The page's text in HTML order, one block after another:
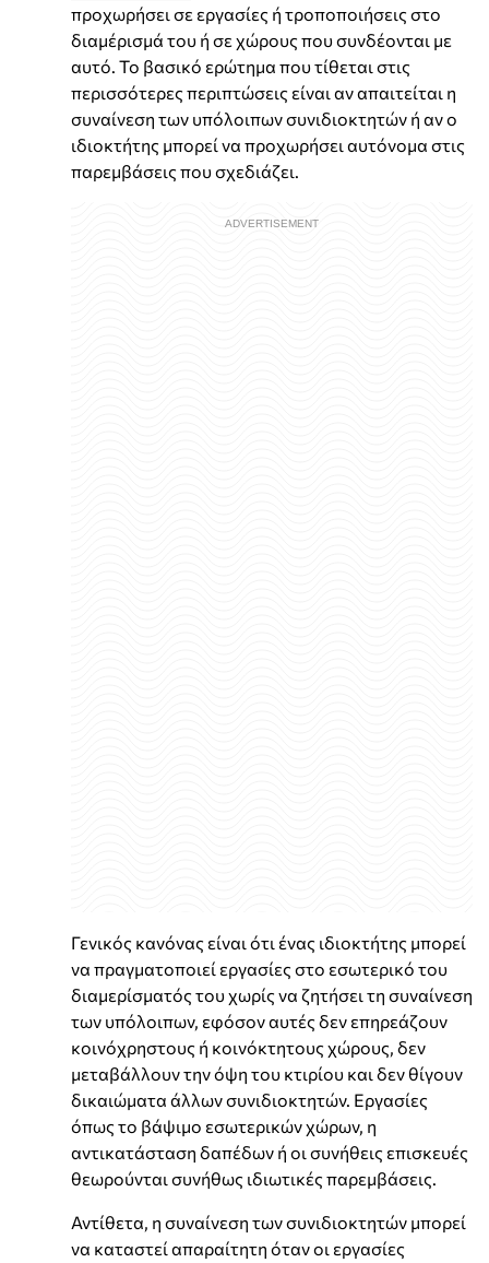
προχωρήσει σε εργασίες ή τροποποιήσεις στο
διαμέρισμά του ή σε χώρους που συνδέονται με
αυτό. Το βασικό ερώτημα που τίθεται στις
περισσότερες περιπτώσεις είναι αν απαιτείται η
συναίνεση των υπόλοιπων συνιδιοκτητών ή αν ο
ιδιοκτήτης μπορεί να προχωρήσει αυτόνομα στις
παρεμβάσεις που σχεδιάζει.
Γενικός κανόνας είναι ότι ένας ιδιοκτήτης μπορεί
να πραγματοποιεί εργασίες στο εσωτερικό του
διαμερίσματός του χωρίς να ζητήσει τη συναίνεση
των υπόλοιπων, εφόσον αυτές δεν επηρεάζουν
κοινόχρηστους ή κοινόκτητους χώρους, δεν
μεταβάλλουν την όψη του κτιρίου και δεν θίγουν
δικαιώματα άλλων συνιδιοκτητών. Εργασίες
όπως το βάψιμο εσωτερικών χώρων, η
αντικατάσταση δαπέδων ή οι συνήθεις επισκευές
θεωρούνται συνήθως ιδιωτικές παρεμβάσεις.
Αντίθετα, η συναίνεση των συνιδιοκτητών μπορεί
να καταστεί απαραίτητη όταν οι εργασίες